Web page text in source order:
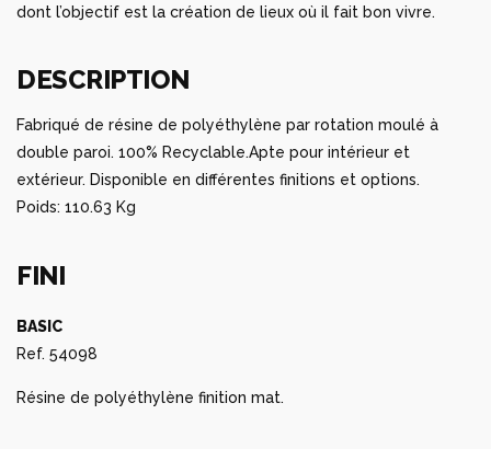
dont l’objectif est la création de lieux où il fait bon vivre.
DESCRIPTION
Fabriqué de résine de polyéthylène par rotation moulé à
double paroi. 100% Recyclable.Apte pour intérieur et
extérieur. Disponible en différentes finitions et options.
Poids: 110.63 Kg
FINI
BASIC
Ref. 54098
Résine de polyéthylène finition mat.